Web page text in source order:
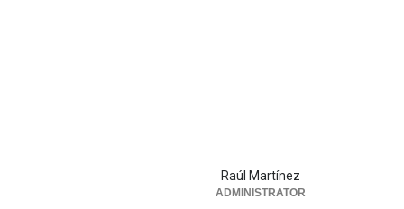
Raúl Martínez
ADMINISTRATOR